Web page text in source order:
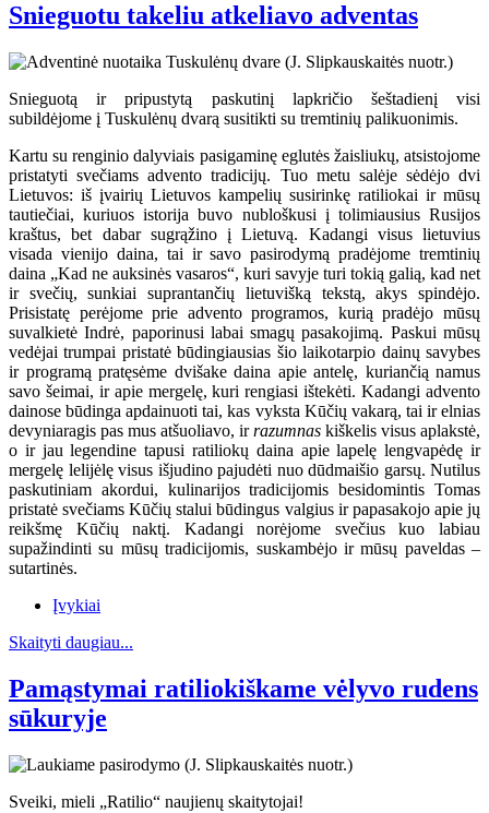
Snieguotu takeliu atkeliavo adventas
Snieguotą ir pripustytą paskutinį lapkričio šeštadienį visi
subildėjome į Tuskulėnų dvarą susitikti su tremtinių palikuonimis.
Kartu su renginio dalyviais pasigaminę eglutės žaisliukų, atsistojome
pristatyti svečiams advento tradicijų. Tuo metu salėje sėdėjo dvi
Lietuvos: iš įvairių Lietuvos kampelių susirinkę ratiliokai ir mūsų
tautiečiai, kuriuos istorija buvo nubloškusi į tolimiausius Rusijos
kraštus, bet dabar sugrąžino į Lietuvą. Kadangi visus lietuvius
visada vienijo daina, tai ir savo pasirodymą pradėjome tremtinių
daina „Kad ne auksinės vasaros“, kuri savyje turi tokią galią, kad net
ir svečių, sunkiai suprantančių lietuvišką tekstą, akys spindėjo.
Prisistatę perėjome prie advento programos, kurią pradėjo mūsų
suvalkietė Indrė, paporinusi labai smagų pasakojimą. Paskui mūsų
vedėjai trumpai pristatė būdingiausias šio laikotarpio dainų savybes
ir programą pratęsėme dvišake daina apie antelę, kuriančią namus
savo šeimai, ir apie mergelę, kuri rengiasi ištekėti. Kadangi advento
dainose būdinga apdainuoti tai, kas vyksta Kūčių vakarą, tai ir elnias
devyniaragis pas mus atšuoliavo, irrazumnas kiškelis visus aplakstė,
o ir jau legendine tapusi ratiliokų daina apie lapelę lengvapėdę ir
mergelę lelijėlę visus išjudino pajudėti nuo dūdmaišio garsų. Nutilus
paskutiniam akordui, kulinarijos tradicijomis besidomintis Tomas
pristatė svečiams Kūčių stalui būdingus valgius ir papasakojo apie jų
reikšmę Kūčių naktį. Kadangi norėjome svečius kuo labiau
supažindinti su mūsų tradicijomis, suskambėjo ir mūsų paveldas –
sutartinės.
Įvykiai
Skaityti daugiau...
Pamąstymai ratiliokiškame vėlyvo rudens
sūkuryje
Sveiki, mieli „Ratilio“ naujienų skaitytojai!